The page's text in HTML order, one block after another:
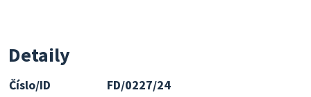
Detaily
Číslo/ID
FD/0227/24